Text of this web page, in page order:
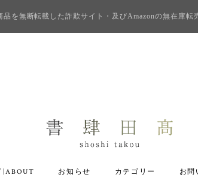
品を無断転載した詐欺サイト・及びAmazonの無在庫転
|ABOUT お知らせ カテゴリー お問